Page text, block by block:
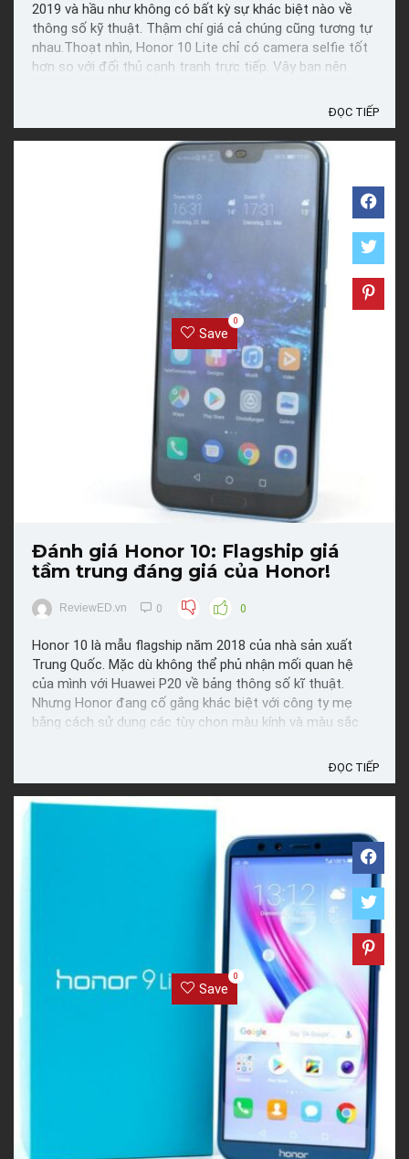
2019 và hầu như không có bất kỳ sự khác biệt nào về
thông số kỹ thuật. Thậm chí giá cả chúng cũng tương tự
nhau.Thoạt nhìn, Honor 10 Lite chỉ có camera selfie tốt
hơn so với đối thủ cạnh tranh trực tiếp. Vậy bạn nên
ĐỌC TIẾP
Save
0
Đánh giá Honor 10: Flagship giá
tầm trung đáng giá của Honor!
ReviewED.vn 0 0
Honor 10 là mẫu flagship năm 2018 của nhà sản xuất
Trung Quốc. Mặc dù không thể phủ nhận mối quan hệ
của mình với Huawei P20 về bảng thông số kĩ thuật.
Nhưng Honor đang cố gắng khác biệt với công ty mẹ
bằng cách sử dụng các tùy chọn màu kính và màu sắc
ĐỌC TIẾP
Save
0